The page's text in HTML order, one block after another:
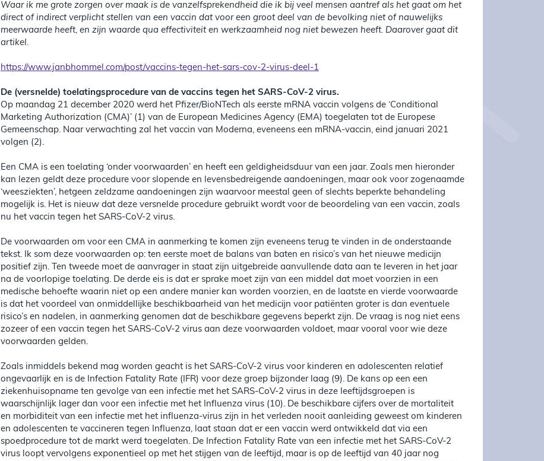
Waar ik me grote zorgen over maak is de vanzelfsprekendheid die ik bij veel mensen aantref als het gaat om het
direct of indirect verplicht stellen van een vaccin dat voor een groot deel van de bevolking niet of nauwelijks
meerwaarde heeft, en zijn waarde qua effectiviteit en werkzaamheid nog niet bewezen heeft. Daarover gaat dit
artikel.
https://www.janbhommel.com/post/vaccins-tegen-het-sars-cov-2-virus-deel-1
De (versnelde) toelatingsprocedure van de vaccins tegen het SARS-CoV-2 virus.
Op maandag 21 december 2020 werd het Pfizer/BioNTech als eerste mRNA vaccin volgens de ‘Conditional
Marketing Authorization (CMA)’ (1) van de European Medicines Agency (EMA) toegelaten tot de Europese
Gemeenschap. Naar verwachting zal het vaccin van Moderna, eveneens een mRNA-vaccin, eind januari 2021
volgen (2).
Een CMA is een toelating ‘onder voorwaarden’ en heeft een geldigheidsduur van een jaar. Zoals men hieronder
kan lezen geldt deze procedure voor slopende en levensbedreigende aandoeningen, maar ook voor zogenaamde
‘weesziekten’, hetgeen zeldzame aandoeningen zijn waarvoor meestal geen of slechts beperkte behandeling
mogelijk is. Het is nieuw dat deze versnelde procedure gebruikt wordt voor de beoordeling van een vaccin, zoals
nu het vaccin tegen het SARS-CoV-2 virus.
De voorwaarden om voor een CMA in aanmerking te komen zijn eveneens terug te vinden in de onderstaande
tekst. Ik som deze voorwaarden op: ten eerste moet de balans van baten en risico’s van het nieuwe medicijn
positief zijn. Ten tweede moet de aanvrager in staat zijn uitgebreide aanvullende data aan te leveren in het jaar
na de voorlopige toelating. De derde eis is dat er sprake moet zijn van een middel dat moet voorzien in een
medische behoefte waarin niet op een andere manier kan worden voorzien, en de laatste en vierde voorwaarde
is dat het voordeel van onmiddellijke beschikbaarheid van het medicijn voor patiënten groter is dan eventuele
risico’s en nadelen, in aanmerking genomen dat de beschikbare gegevens beperkt zijn. De vraag is nog niet eens
zozeer of een vaccin tegen het SARS-CoV-2 virus aan deze voorwaarden voldoet, maar vooral voor wie deze
voorwaarden gelden.
Zoals inmiddels bekend mag worden geacht is het SARS-CoV-2 virus voor kinderen en adolescenten relatief
ongevaarlijk en is de Infection Fatality Rate (IFR) voor deze groep bijzonder laag (9). De kans op een een
ziekenhuisopname ten gevolge van een infectie met het SARS-CoV-2 virus in deze leeftijdsgroepen is
waarschijnlijk lager dan voor een infectie met het Influenza virus (10). De beschikbare cijfers over de mortaliteit
en morbiditeit van een infectie met het influenza-virus zijn in het verleden nooit aanleiding geweest om kinderen
en adolescenten te vaccineren tegen Influenza, laat staan dat er een vaccin werd ontwikkeld dat via een
spoedprocedure tot de markt werd toegelaten. De Infection Fatality Rate van een infectie met het SARS-CoV-2
virus loopt vervolgens exponentieel op met het stijgen van de leeftijd, maar is op de leeftijd van 40 jaar nog